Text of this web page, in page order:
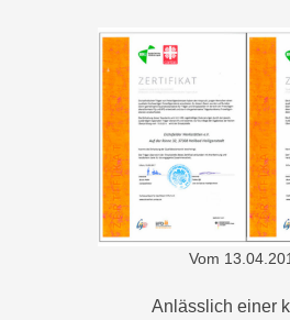
Vom
Anlässlich einer